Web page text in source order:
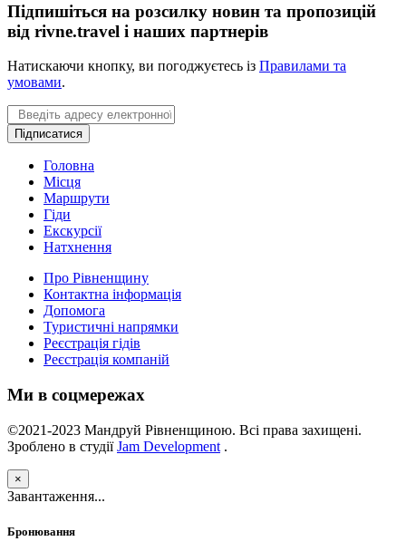
Підпишіться на розсилку новин та пропозицій
від rivne.travel і наших партнерів
Натискаючи кнопку, ви погоджуєтесь із Правилами та
умовами.
Email
Підписатися
Головна
Місця
Маршрути
Гіди
Екскурсії
Натхнення
Про Рівненщину
Контактна інформація
Допомога
Туристичні напрямки
Реєстрація гідів
Реєстрація компаній
Ми в соцмережах
©2021-2023 Мандруй Рівненщиною. Всі права захищені.
Зроблено в студіїJam Development .
×
Завантаження...
Бронювання